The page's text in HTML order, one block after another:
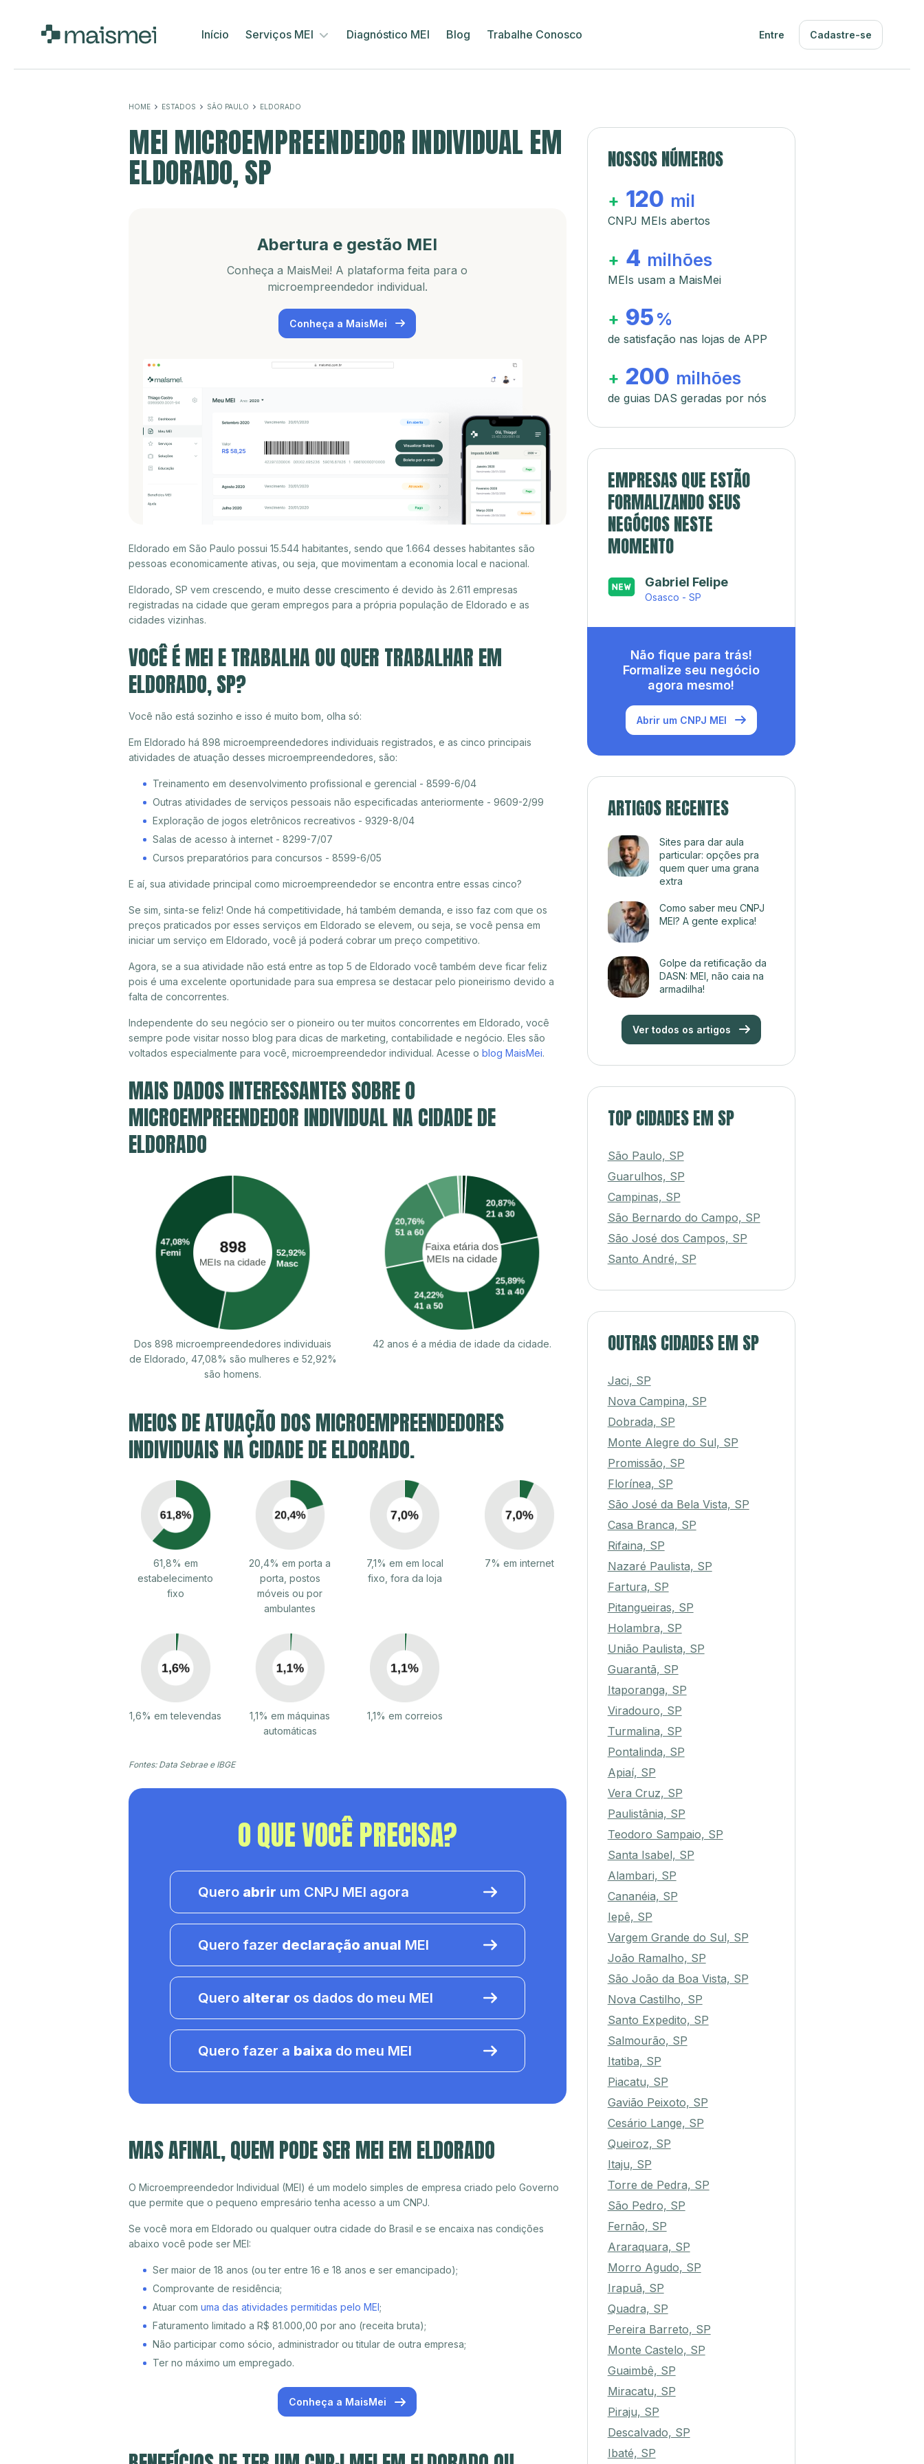
Início Serviços MEI Diagnóstico MEI Blog Trabalhe Conosco Entre Cadastre-se
HOME ESTADOS SÃO PAULO ELDORADO
MEI MICROEMPREENDEDOR INDIVIDUAL EM
ELDORADO, SP
Abertura e gestão MEI
Conheça a MaisMei! A plataforma feita para o
microempreendedor individual.
Conheça a MaisMei
Eldorado em São Paulo possui 15.544 habitantes, sendo que 1.664 desses habitantes são
pessoas economicamente ativas, ou seja, que movimentam a economia local e nacional.
Eldorado, SP vem crescendo, e muito desse crescimento é devido às 2.611 empresas
registradas na cidade que geram empregos para a própria população de Eldorado e as
cidades vizinhas.
VOCÊ É MEI E TRABALHA OU QUER TRABALHAR EM
ELDORADO, SP?
Você não está sozinho e isso é muito bom, olha só:
Em Eldorado há 898 microempreendedores individuais registrados, e as cinco principais
atividades de atuação desses microempreendedores, são:
Treinamento em desenvolvimento profissional e gerencial - 8599-6/04
Outras atividades de serviços pessoais não especificadas anteriormente - 9609-2/99
Exploração de jogos eletrônicos recreativos - 9329-8/04
Salas de acesso à internet - 8299-7/07
Cursos preparatórios para concursos - 8599-6/05
E aí, sua atividade principal como microempreendedor se encontra entre essas cinco?
Se sim, sinta-se feliz! Onde há competitividade, há também demanda, e isso faz com que os
preços praticados por esses serviços em Eldorado se elevem, ou seja, se você pensa em
iniciar um serviço em Eldorado, você já poderá cobrar um preço competitivo.
Agora, se a sua atividade não está entre as top 5 de Eldorado você também deve ficar feliz
pois é uma excelente oportunidade para sua empresa se destacar pelo pioneirismo devido a
falta de concorrentes.
Independente do seu negócio ser o pioneiro ou ter muitos concorrentes em Eldorado, você
sempre pode visitar nosso blog para dicas de marketing, contabilidade e negócio. Eles são
voltados especialmente para você, microempreendedor individual. Acesse o blog MaisMei.
MAIS DADOS INTERESSANTES SOBRE O
MICROEMPREENDEDOR INDIVIDUAL NA CIDADE DE
ELDORADO
Dos 898 microempreendedores individuais
de Eldorado, 47,08% são mulheres e 52,92%
são homens.
42 anos é a média de idade da cidade.
MEIOS DE ATUAÇÃO DOS MICROEMPREENDEDORES
INDIVIDUAIS NA CIDADE DE ELDORADO.
61,8% em
estabelecimento
fixo
20,4% em porta a
porta, postos
móveis ou por
ambulantes
7,1% em em local
fixo, fora da loja
7% em internet
1,6% em televendas
1,1% em máquinas
automáticas
1,1% em correios
Fontes: Data Sebrae e IBGE
O QUE VOCÊ PRECISA?
Quero abrir um CNPJ MEI agora
Quero fazer declaração anual MEI
Quero alterar os dados do meu MEI
Quero fazer a baixa do meu MEI
MAS AFINAL, QUEM PODE SER MEI EM ELDORADO
O Microempreendedor Individual (MEI) é um modelo simples de empresa criado pelo Governo
que permite que o pequeno empresário tenha acesso a um CNPJ.
Se você mora em Eldorado ou qualquer outra cidade do Brasil e se encaixa nas condições
abaixo você pode ser MEI:
Ser maior de 18 anos (ou ter entre 16 e 18 anos e ser emancipado);
Comprovante de residência;
Atuar com uma das atividades permitidas pelo MEI;
Faturamento limitado a R$ 81.000,00 por ano (receita bruta);
Não participar como sócio, administrador ou titular de outra empresa;
Ter no máximo um empregado.
Conheça a MaisMei
NOSSOS NÚMEROS
+ 120 mil
CNPJ MEIs abertos
+ 4 milhões
MEIs usam a MaisMei
+ 95 %
de satisfação nas lojas de APP
+ 200 milhões
de guias DAS geradas por nós
EMPRESAS QUE ESTÃO
FORMALIZANDO SEUS
NEGÓCIOS NESTE
MOMENTO
Gabriel Felipe
Osasco - SP
Não fique para trás!
Formalize seu negócio
agora mesmo!
Abrir um CNPJ MEI
ARTIGOS RECENTES
Sites para dar aula
particular: opções pra
quem quer uma grana
extra
Como saber meu CNPJ
MEI? A gente explica!
Golpe da retificação da
DASN: MEI, não caia na
armadilha!
Ver todos os artigos
TOP CIDADES EM SP
São Paulo, SP
Guarulhos, SP
Campinas, SP
São Bernardo do Campo, SP
São José dos Campos, SP
Santo André, SP
OUTRAS CIDADES EM SP
Jaci, SP
Nova Campina, SP
Dobrada, SP
Monte Alegre do Sul, SP
Promissão, SP
Florínea, SP
São José da Bela Vista, SP
Casa Branca, SP
Rifaina, SP
Nazaré Paulista, SP
Fartura, SP
Pitangueiras, SP
Holambra, SP
União Paulista, SP
Guarantã, SP
Itaporanga, SP
Viradouro, SP
Turmalina, SP
Pontalinda, SP
Apiaí, SP
Vera Cruz, SP
Paulistânia, SP
Teodoro Sampaio, SP
Santa Isabel, SP
Alambari, SP
Cananéia, SP
Iepê, SP
Vargem Grande do Sul, SP
João Ramalho, SP
São João da Boa Vista, SP
Nova Castilho, SP
Santo Expedito, SP
Salmourão, SP
Itatiba, SP
Piacatu, SP
Gavião Peixoto, SP
Cesário Lange, SP
Queiroz, SP
Itaju, SP
Torre de Pedra, SP
São Pedro, SP
Fernão, SP
Araraquara, SP
Morro Agudo, SP
Irapuã, SP
Quadra, SP
Pereira Barreto, SP
Monte Castelo, SP
Guaimbê, SP
Miracatu, SP
Piraju, SP
Descalvado, SP
Ibaté, SP